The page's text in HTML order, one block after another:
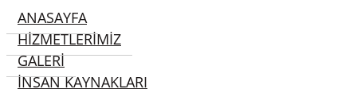
ANASAYFA
HIZMETLERIMIZ
GALERI
İNSAN KAYNAKLARI